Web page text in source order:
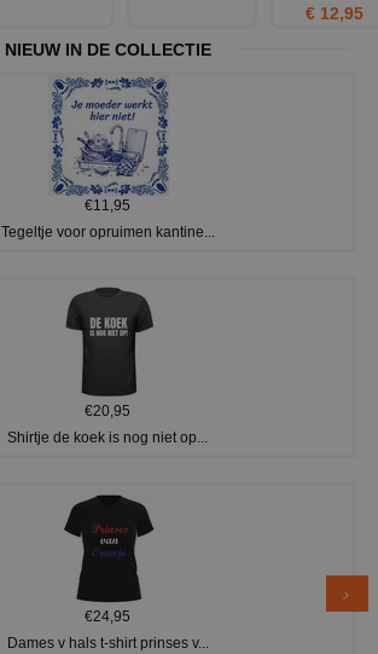
€ 12,95
NIEUW IN DE COLLECTIE
€11,95
Tegeltje voor opruimen kantine...
€20,95
Shirtje de koek is nog niet op...
€24,95
Dames v hals t-shirt prinses v...